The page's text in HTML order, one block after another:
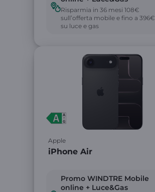
Risparmia in 36 mesi 108€
sull’offerta mobile e fino a 396€
su luce e gas
Apple
iPhone Air
Promo WINDTRE Mobile
online + Luce&Gas
Link